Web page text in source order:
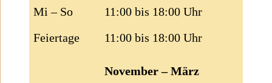
Mi – So
Feiertage
11:00 bis 18:00 Uhr
11:00 bis 18:00 Uhr
November – März